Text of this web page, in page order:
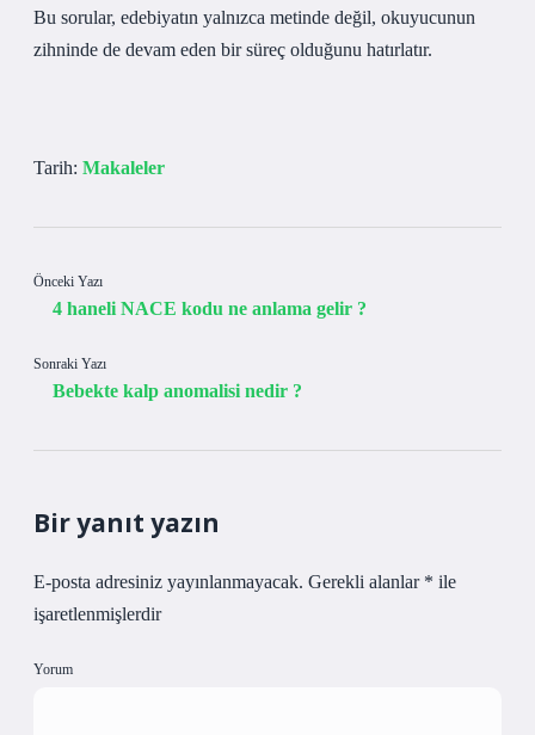
Bu sorular, edebiyatın yalnızca metinde değil, okuyucunun
zihninde de devam eden bir süreç olduğunu hatırlatır.
Tarih: Makaleler
Önceki Yazı
4 haneli NACE kodu ne anlama gelir ?
Sonraki Yazı
Bebekte kalp anomalisi nedir ?
Bir yanıt yazın
E-posta adresiniz yayınlanmayacak. Gerekli alanlar * ile
işaretlenmişlerdir
Yorum